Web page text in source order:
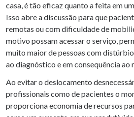
casa, é tão eficaz quanto a feita em
Isso abre a discussão para que
remotas ou com dificuldade de
motivo possam acessar o serviço,
muito maior de pessoas com
ao diagnóstico e em consequência
Ao evitar o deslocamento
profissionais como de pacientes o
proporciona economia de recursos